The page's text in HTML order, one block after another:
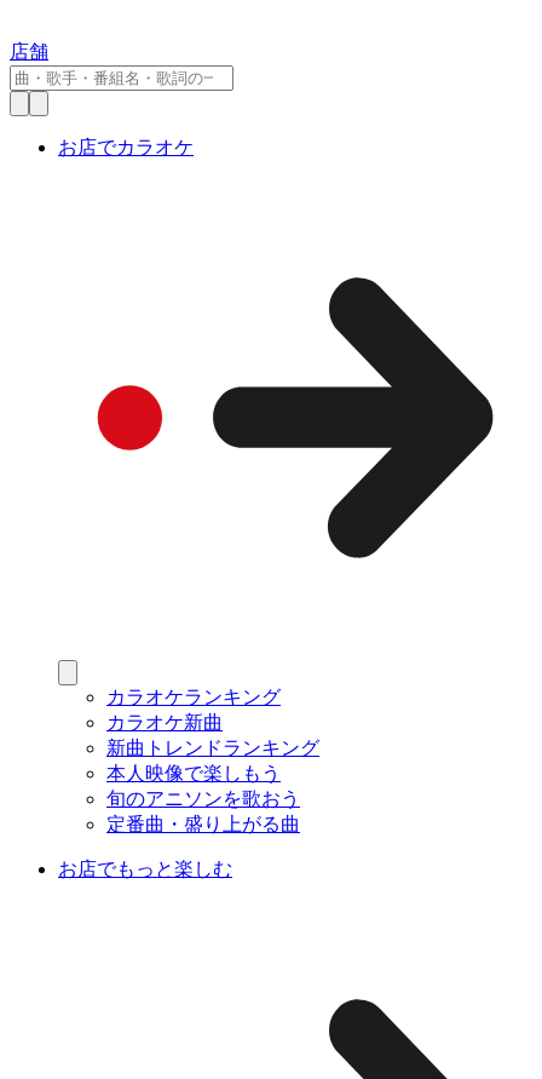
店舗
お店でカラオケ
カラオケランキング
カラオケ新曲
新曲トレンドランキング
本人映像で楽しもう
旬のアニソンを歌おう
定番曲・盛り上がる曲
お店でもっと楽しむ